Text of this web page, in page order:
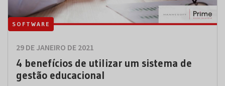
SOFTWARE
29 DE JANEIRO DE 2021
4 benefícios de utilizar um sistema de
gestão educacional